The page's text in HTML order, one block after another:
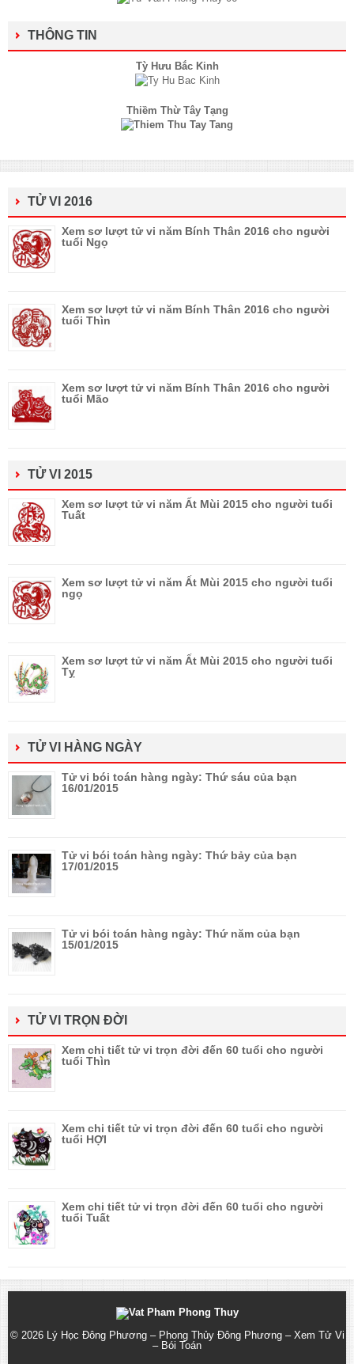
THÔNG TIN
Tỳ Hưu Bắc Kinh
Thiềm Thừ Tây Tạng
TỬ VI 2016
Xem sơ lượt tử vi năm Bính Thân 2016 cho người
tuổi Ngọ
Xem sơ lượt tử vi năm Bính Thân 2016 cho người
tuổi Thìn
Xem sơ lượt tử vi năm Bính Thân 2016 cho người
tuổi Mão
TỬ VI 2015
Xem sơ lượt tử vi năm Ất Mùi 2015 cho người tuổi
Tuất
Xem sơ lượt tử vi năm Ất Mùi 2015 cho người tuổi
ngọ
Xem sơ lượt tử vi năm Ất Mùi 2015 cho người tuổi
Tỵ
TỬ VI HÀNG NGÀY
Tử vi bói toán hàng ngày: Thứ sáu của bạn
16/01/2015
Tử vi bói toán hàng ngày: Thứ bảy của bạn
17/01/2015
Tử vi bói toán hàng ngày: Thứ năm của bạn
15/01/2015
TỬ VI TRỌN ĐỜI
Xem chi tiết tử vi trọn đời đến 60 tuổi cho người
tuổi Thìn
Xem chi tiết tử vi trọn đời đến 60 tuổi cho người
tuổi HỢI
Xem chi tiết tử vi trọn đời đến 60 tuổi cho người
tuổi Tuất
© 2026
Lý Học Đông Phương – Phong Thủy Đông Phương – Xem Tử Vi
– Bói Toán